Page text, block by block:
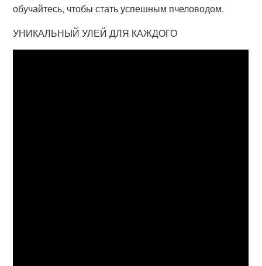
обучайтесь, чтобы стать успешным пчеловодом.
УНИКАЛЬНЫЙ УЛЕЙ ДЛЯ КАЖДОГО